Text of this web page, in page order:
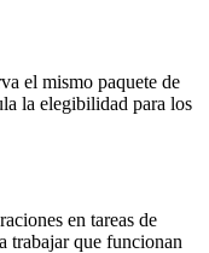
el mismo paquete de
la elegibilidad para los
en tareas de
trabajar que funcionan